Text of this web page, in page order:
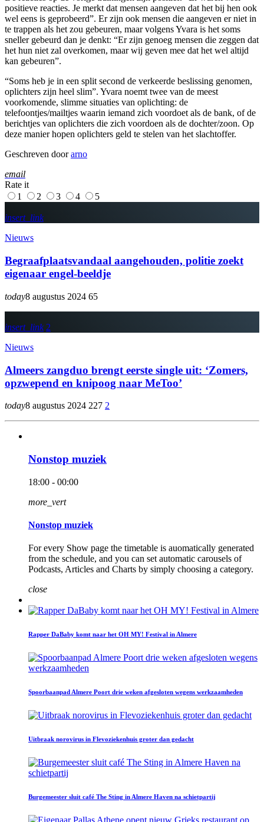
positieve reacties. Je merkt dat mensen aangeven dat het bij hen ook
wel eens is geprobeerd”. Er zijn ook mensen die aangeven er niet in
te trappen als het zou gebeuren, maar volgens Yvara is het soms
sneller gebeurd dan je denkt: “Er zijn genoeg mensen die zeggen dat
het hun niet zal overkomen, maar wij geven mee dat het wel altijd
kan gebeuren”.
“Soms heb je in een split second de verkeerde beslissing genomen,
oplichters zijn heel slim”. Yvara noemt twee van de meest
voorkomende, slimme situaties van oplichting: de
telefoontjes/mailtjes waarin iemand zich voordoet als de bank, of de
berichtjes van oplichters die zich voordoen als de dochter/zoon. Op
deze manier hopen oplichters geld te stelen van het slachtoffer.
Geschreven doorarno
email
Rate it
1
2 3 4 5
insert_link
Nieuws
Begraafplaatsvandaal aangehouden, politie zoekt
eigenaar engel-beeldje
today8 augustus 2024 65
insert_link 2
Nieuws
Almeers zangduo brengt eerste single uit: ‘Zomers,
opzwepend en knipoog naar MeToo’
today8 augustus 2024 227 2
Nonstop muziek
18:00 - 00:00
more_vert
Nonstop muziek
For every Show page the timetable is auomatically generated
from the schedule, and you can set automatic carousels of
Podcasts, Articles and Charts by simply choosing a category.
close
Rapper DaBaby komt naar het OH MY! Festival in Almere
Spoorbaanpad Almere Poort drie weken afgesloten wegens werkzaamheden
Uitbraak norovirus in Flevoziekenhuis groter dan gedacht
Burgemeester sluit café The Sting in Almere Haven na schietpartij